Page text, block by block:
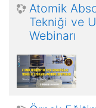
Atomik
Tekniği ve
Webinarı